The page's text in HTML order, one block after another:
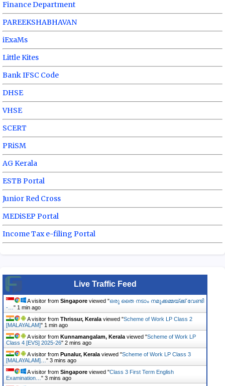
Finance Department
PAREEKSHABHAVAN
iExaMs
Little Kites
Bank IFSC Code
DHSE
VHSE
SCERT
PRiSM
AG Kerala
ESTB Portal
Junior Red Cross
MEDiSEP Portal
Income Tax e-filing Portal
Live Traffic Feed
A visitor from Singapore viewed "ഒരു തൈ നടാം നമുക്കമ്മയ്ക്ക് വേണ്ടി
-… " 1 min ago
A visitor from Thrissur, Kerala viewed "Scheme of Work LP Class 2
[MALAYALAM]" 1 min ago
A visitor from Kunnamangalam, Kerala viewed "Scheme of Work LP
Class 4 [EVS] 2025-26" 2 mins ago
A visitor from Punalur, Kerala viewed "Scheme of Work LP Class 3
[MALAYALAM]… " 3 mins ago
A visitor from Singapore viewed "Class 3 First Term English
Examination… " 3 mins ago